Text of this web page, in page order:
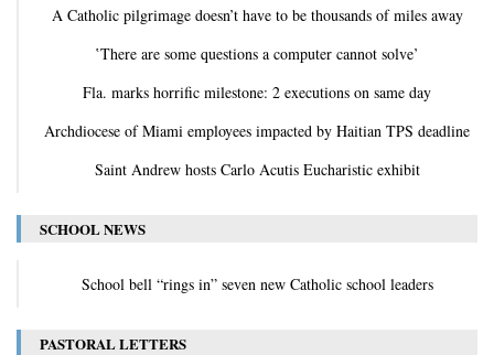
A Catholic pilgrimage doesn’t have to be thousands of miles away
‛There are some questions a computer cannot solve’
Fla. marks horrific milestone: 2 executions on same day
Archdiocese of Miami employees impacted by Haitian TPS deadline
Saint Andrew hosts Carlo Acutis Eucharistic exhibit
SCHOOL NEWS
School bell “rings in” seven new Catholic school leaders
PASTORAL LETTERS